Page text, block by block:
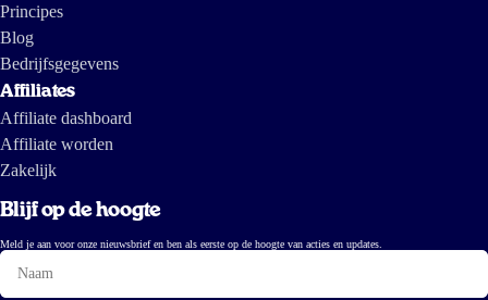
De smaak van de olie valt wat tegen. Mijn kinderen vinden het niet lekker
en toen ik het een keer proefde snapte ik wel waarom. Maar als je het door
wat fruityoghurt of een smoothie mengt, is het goed te doen. Ik denk dat
een smaakloze versie het bij ons beter zou doen.
<span class="claimsafe-blur">Wel merk ik, vooral aan onze oudste dochter,
Principes
Blog
Bedrijfsgegevens
Affiliates
Affiliate dashboard
Affiliate worden
Zakelijk
Blijf op de hoogte
Meld je aan voor onze nieuwsbrief en ben als eerste op de hoogte van acties en updates.
Naam